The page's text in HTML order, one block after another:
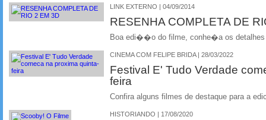
LINK EXTERNO | 04/09/2014
RESENHA COMPLETA DE
Boa edi��o do filme, conhe�a os detalhes
CINEMA COM FELIPE BRIDA | 28/03/2022
Festival E' Tudo Verdade
feira
Confira alguns filmes de destaque para a
HISTORIANDO | 17/08/2020